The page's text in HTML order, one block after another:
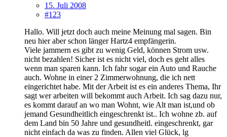
15. Juli 2008
#123
Hallo. Will jetzt doch auch meine Meinung mal sagen. Bin
neu hier aber schon länger Hartz4 empfängerin.
Viele jammern es gibt zu wenig Geld, können Strom usw.
nicht bezahlen! Sicher ist es nicht viel, doch es geht alles
wenn man sparen kann. Ich fahr sogar ein Auto und Rauche
auch. Wohne in einer 2 Zimmerwohnung, die ich nett
eingerichtet habe. Mit der Arbeit ist es ein anderes Thema, Ihr
sagt wer arbeiten will bekommt auch Arbeit. Ich sag dazu nur,
es kommt darauf an wo man Wohnt, wie Alt man ist,und ob
jemand Gesundheitlich eingeschrenkt ist.. Ich wohne zb. auf
dem Land bin 50 Jahre und gesundheitl. eingeschrenkt, gar
nicht einfach da was zu finden. Allen viel Glück, lg